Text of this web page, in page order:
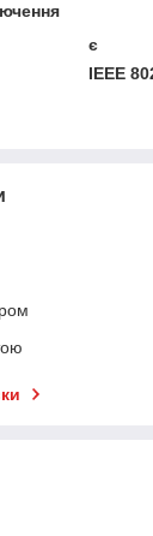
є
IEEE